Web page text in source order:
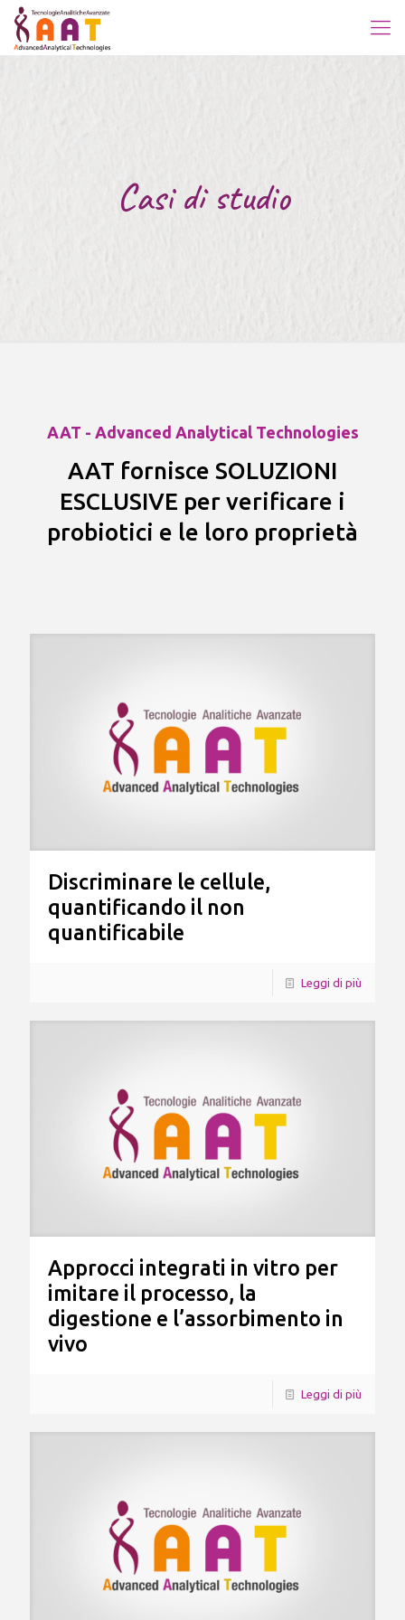
Casi di studio
AAT - Advanced Analytical Technologies
AAT fornisce SOLUZIONI
ESCLUSIVE per verificare i
probiotici e le loro proprietà
Discriminare le cellule,
quantificando il non
quantificabile
Leggi di più
Approcci integrati in vitro per
imitare il processo, la
digestione e l’assorbimento in
vivo
Leggi di più